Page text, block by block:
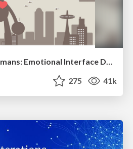
Learning to Love Humans: Emotional Interface Design
275 41k